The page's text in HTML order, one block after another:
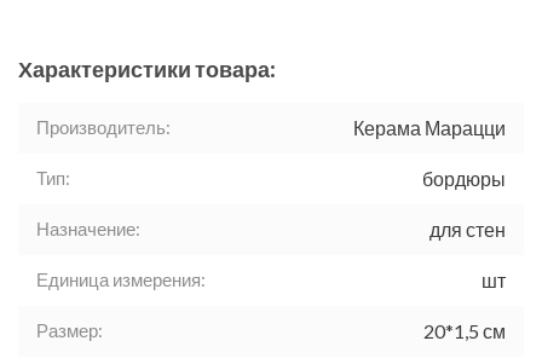
Характеристики товара:
Производитель: Керама Марацци
Тип: бордюры
Назначение: для стен
Единица измерения: шт
Размер: 20*1,5 см